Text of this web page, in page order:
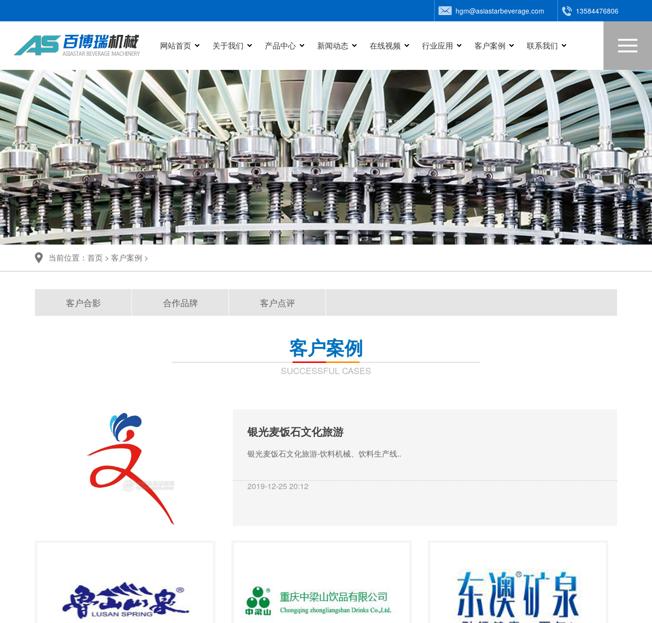
13584476806
hgm@asiastarbeverage.com
网站首页 关于我们 产品中心 新闻动态 在线视频 行业应用 客户案例 联系我们
网站首页
关于我们
产品中心
新闻动态
在线视频
行业应用
客户案例
联系我们
当前位置： 首页 > 客户案例 >
客户合影 合作品牌 客户点评
客户案例
SUCCESSFUL CASES
银光麦饭石文化旅游
银光麦饭石文化旅游-饮料机械、饮料生产线..
2019-12-25 20:12